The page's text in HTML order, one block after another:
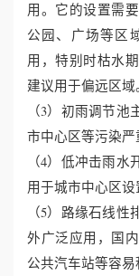
用。它的设置需
公园、广场等区
用，特别时枯水
建议用于偏远区域
（3）初雨调节
市中心区等污染严
（4）低冲击雨
用于城市中心区设
（5）路缘石线
外广泛应用，国
公共汽车站等容易